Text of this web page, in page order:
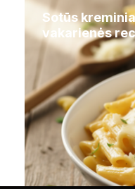
Sotūs
vakarienės